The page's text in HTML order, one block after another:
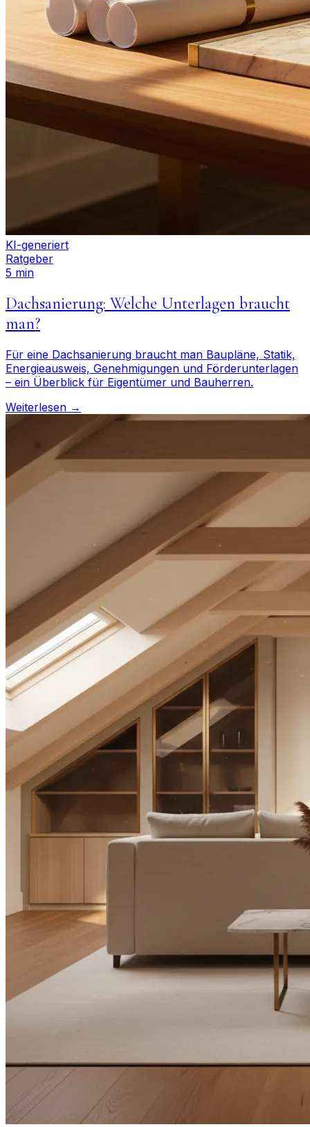
KI-generiert
Ratgeber
5 min
Dachsanierung: Welche Unterlagen braucht
man?
Für eine Dachsanierung braucht man Baupläne, Statik,
Energieausweis, Genehmigungen und Förderunterlagen
– ein Überblick für Eigentümer und Bauherren.
Weiterlesen →